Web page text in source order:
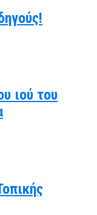
ιού του